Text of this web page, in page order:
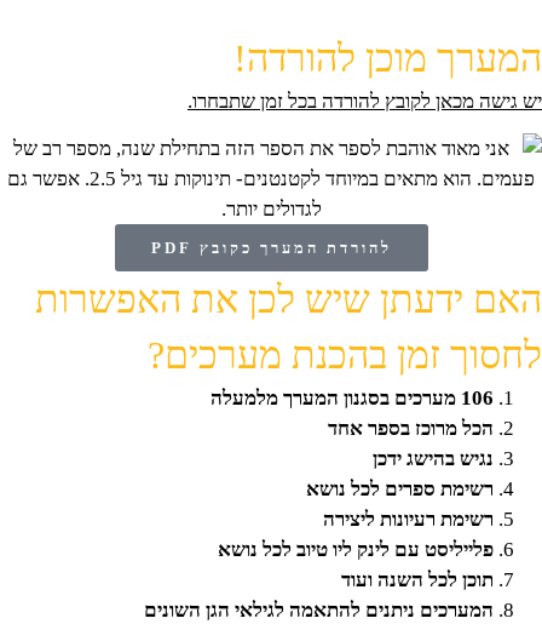
המערך מוכן להורדה!
יש גישה מכאן לקובץ להורדה בכל זמן שתבחרו.
להורדת המערך כקובץ PDF
האם ידעתן שיש לכן את האפשרות
לחסוך זמן בהכנת מערכים?
106 מערכים בסגנון המערך מלמעלה
הכל מרוכז בספר אחד
נגיש בהישג ידכן
רשימת ספרים לכל נושא
רשימת רעיונות ליצירה
פלייליסט עם לינק ליו טיוב לכל נושא
תוכן לכל השנה ועוד
המערכים ניתנים להתאמה לגילאי הגן השונים